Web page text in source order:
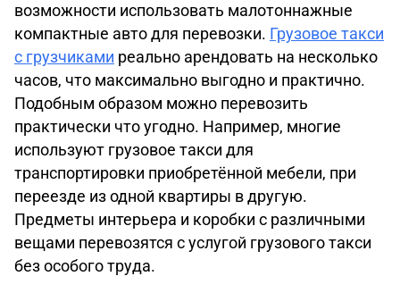
возможности использовать малотоннажные
компактные авто для перевозки. Грузовое такси
с грузчиками реально арендовать на несколько
часов, что максимально выгодно и практично.
Подобным образом можно перевозить
практически что угодно. Например, многие
используют грузовое такси для
транспортировки приобретённой мебели, при
переезде из одной квартиры в другую.
Предметы интерьера и коробки с различными
вещами перевозятся с услугой грузового такси
без особого труда.